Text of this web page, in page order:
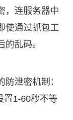
，连服务器中
使通过抓包工
乱码。
泄密机制：
置1-60秒不等